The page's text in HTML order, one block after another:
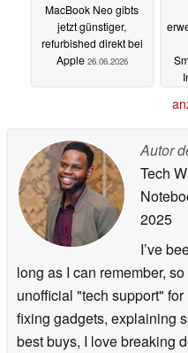
MacBook Neo gibts
jetzt günstiger,
refurbished direkt bei
Apple 26.06.2026
Autor
Tech
2025
I’ve
long as I can remember,
unofficial "tech support"
fixing gadgets, explaining
best buys, I love breaking